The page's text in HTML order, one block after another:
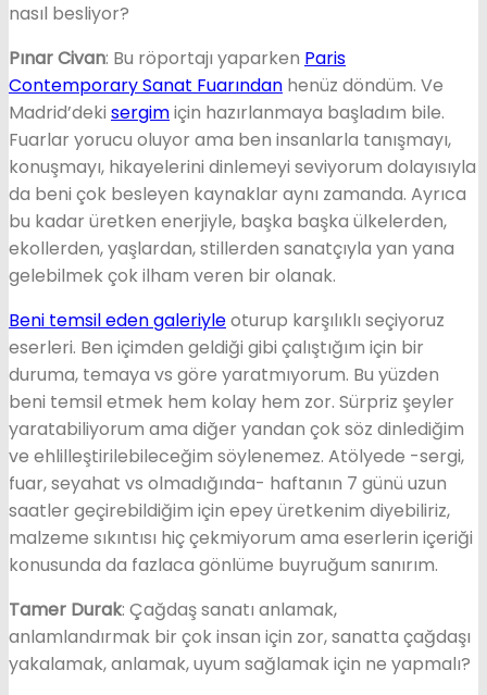
nasıl besliyor?
Pınar Civan: Bu röportajı yaparken Paris
Contemporary Sanat Fuarından henüz döndüm. Ve
Madrid’deki sergimiçin hazırlanmaya başladım bile.
Fuarlar yorucu oluyor ama ben insanlarla tanışmayı,
konuşmayı, hikayelerini dinlemeyi seviyorum dolayısıyla
da beni çok besleyen kaynaklar aynı zamanda. Ayrıca
bu kadar üretken enerjiyle, başka başka ülkelerden,
ekollerden, yaşlardan, stillerden sanatçıyla yan yana
gelebilmek çok ilham veren bir olanak.
Beni temsil eden galeriyleoturup karşılıklı seçiyoruz
eserleri. Ben içimden geldiği gibi çalıştığım için bir
duruma, temaya vs göre yaratmıyorum. Bu yüzden
beni temsil etmek hem kolay hem zor. Sürpriz şeyler
yaratabiliyorum ama diğer yandan çok söz dinlediğim
ve ehlilleştirilebileceğim söylenemez. Atölyede -sergi,
fuar, seyahat vs olmadığında- haftanın 7 günü uzun
saatler geçirebildiğim için epey üretkenim diyebiliriz,
malzeme sıkıntısı hiç çekmiyorum ama eserlerin içeriği
konusunda da fazlaca gönlüme buyruğum sanırım.
Tamer Durak: Çağdaş sanatı anlamak,
anlamlandırmak bir çok insan için zor, sanatta çağdaşı
yakalamak, anlamak, uyum sağlamak için ne yapmalı?